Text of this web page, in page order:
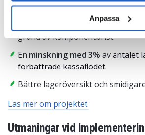
Anpassa
Resultaten var följande:
minskning med 10%
av
grund av komponentbrist.
En minskning med 3% avantalet
förbättrade kassaflödet.
Bättre lageröversikt och
Läs mer om projektet.
Utmaningar vid